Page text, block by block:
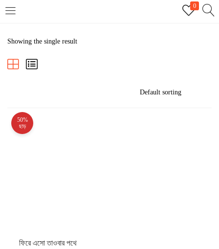
0
REGISTER
Showing the single result
50%
ছাড়
ফিরে এসো তাওবার পথে